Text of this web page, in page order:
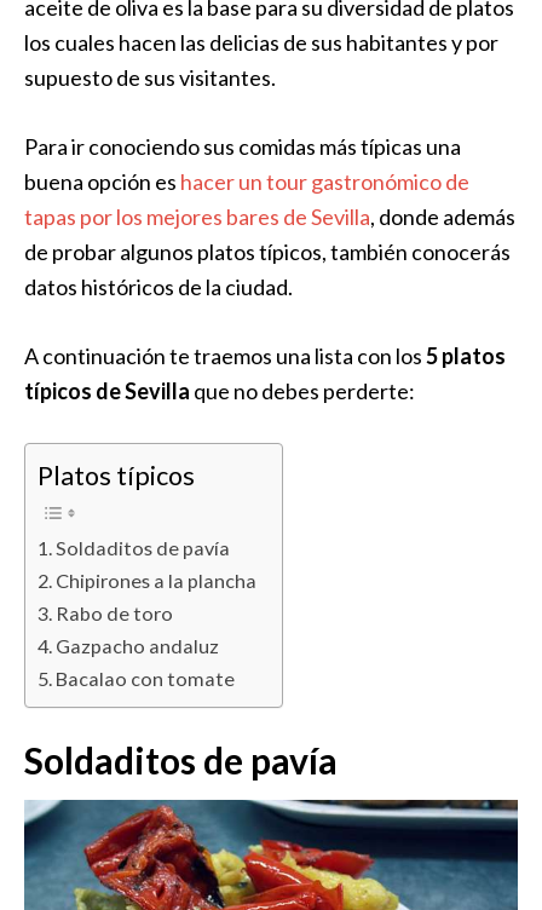
aceite de oliva es la base para su diversidad de platos
los cuales hacen las delicias de sus habitantes y por
supuesto de sus visitantes.
Para ir conociendo sus comidas más típicas una
buena opción es hacer un tour gastronómico de
tapas por los mejores bares de Sevilla, donde además
de probar algunos platos típicos, también conocerás
datos históricos de la ciudad.
A continuación te traemos una lista con los5 platos
típicos de Sevilla que no debes perderte:
Platos típicos
Soldaditos de pavía
Chipirones a la plancha
Rabo de toro
Gazpacho andaluz
Bacalao con tomate
Soldaditos de pavía